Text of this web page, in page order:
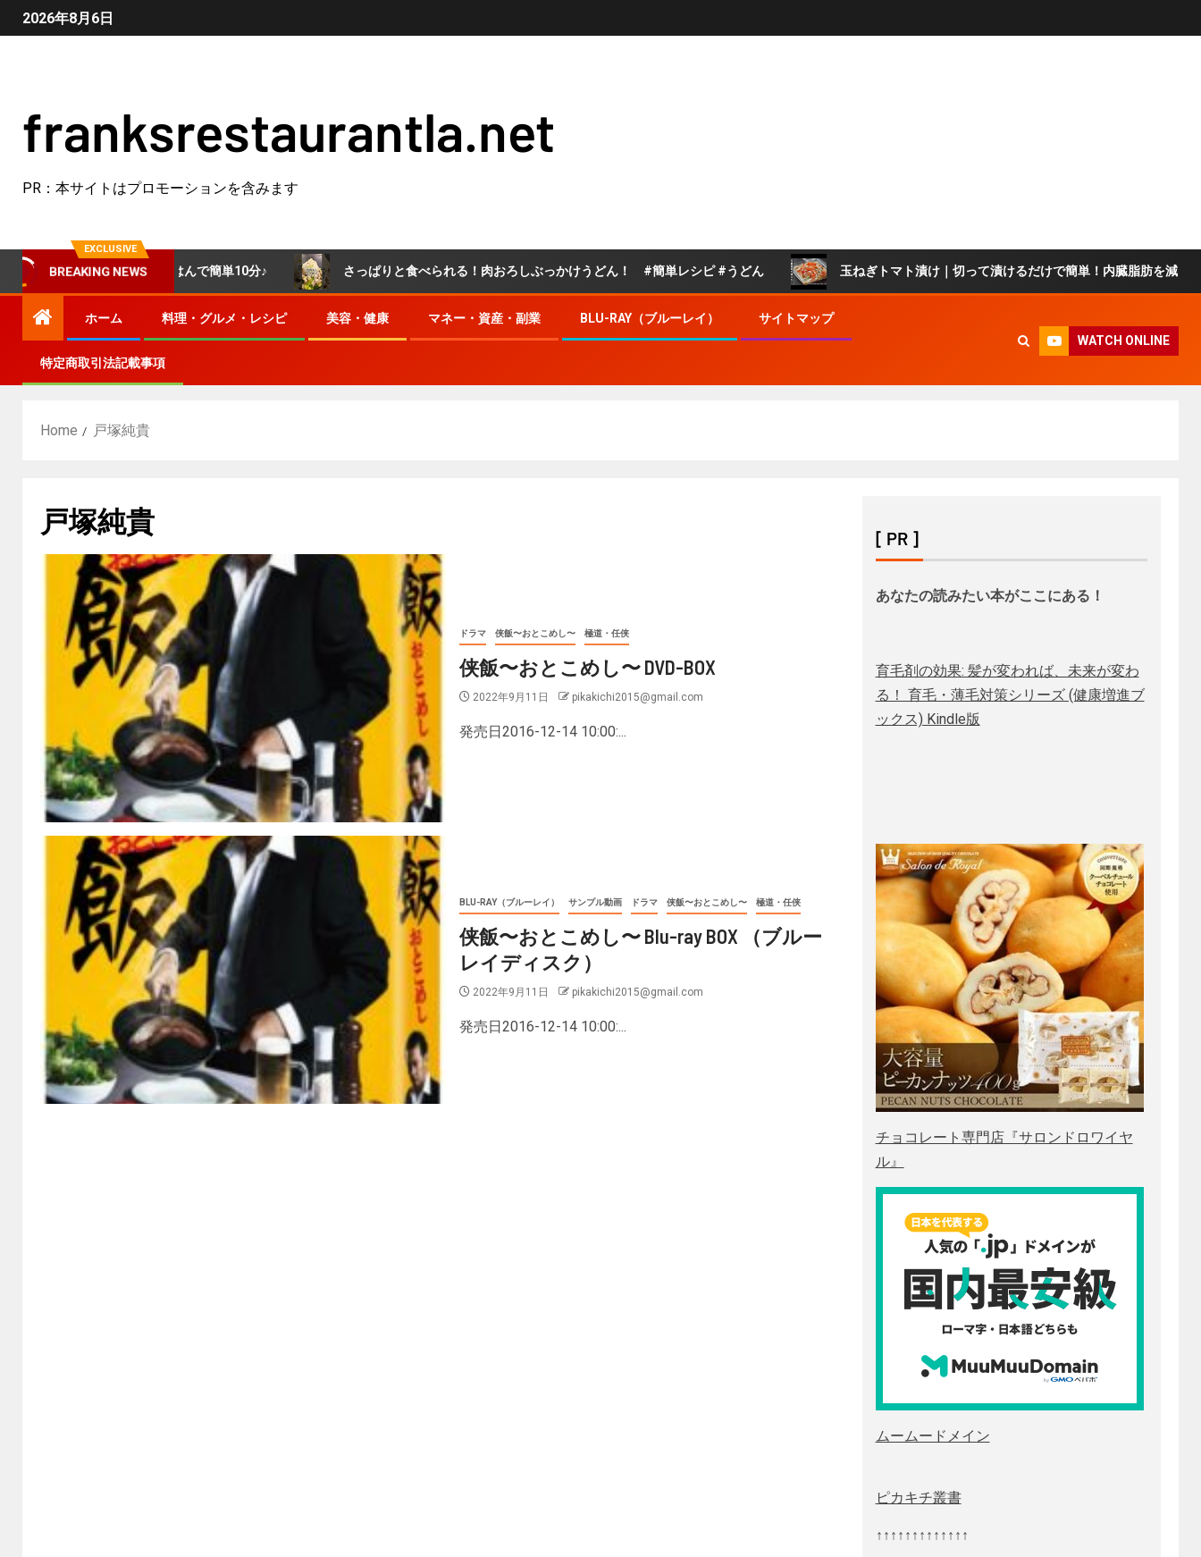
2026年8月6日
franksrestaurantla.net
PR：本サイトはプロモーションを含みます
EXCLUSIVE
BREAKING NEWS
で完成！冷やごはんで簡単10分♪ さっぱりと食べられる！肉おろしぶっかけうどん！ #簡単レシピ #うどん 玉ねぎトマト漬け｜切って漬けるだけで簡単！内臓脂肪を減らして血液
ホーム 料理・グルメ・レシピ 美容・健康 マネー・資産・副業 BLU-RAY（ブルーレイ） サイトマップ
特定商取引法記載事項
WATCH ONLINE
Home 戸塚純貴
戸塚純貴
ドラマ 侠飯〜おとこめし〜 極道・任侠
侠飯〜おとこめし〜 DVD-BOX
2022年9月11日 pikakichi2015@gmail.com
発売日2016-12-14 10:00:...
BLU-RAY（ブルーレイ） サンプル動画 ドラマ 侠飯〜おとこめし〜 極道・任侠
侠飯〜おとこめし〜 Blu-ray BOX （ブルー
レイディスク）
2022年9月11日 pikakichi2015@gmail.com
発売日2016-12-14 10:00:...
[ PR ]
あなたの読みたい本がここにある！
育毛剤の効果: 髪が変われば、未来が変わ
る！ 育毛・薄毛対策シリーズ (健康増進ブ
ックス) Kindle版
チョコレート専門店『サロンドロワイヤ
ル』
ムームードメイン
ピカキチ叢書
↑↑↑↑↑↑↑↑↑↑↑↑↑